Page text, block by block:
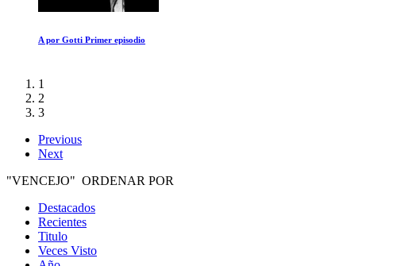
Jungla Amazonica
1
2
3
Previous
Next
"VENCEJO" ORDENAR POR
Destacados
Recientes
Titulo
Veces Visto